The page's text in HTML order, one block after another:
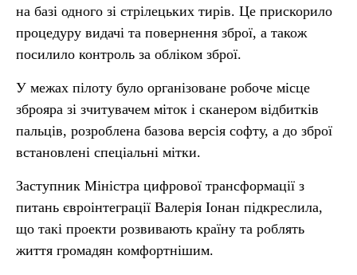
на базі одного зі стрілецьких тирів. Це прискорило
процедуру видачі та повернення зброї, а також
посилило контроль за обліком зброї.
У межах пілоту було організоване робоче місце
зброяра зі зчитувачем міток і сканером відбитків
пальців, розроблена базова версія софту, а до зброї
встановлені спеціальні мітки.
Заступник Міністра цифрової трансформації з
питань євроінтеграції Валерія Іонан підкреслила,
що такі проекти розвивають країну та роблять
життя громадян комфортнішим.